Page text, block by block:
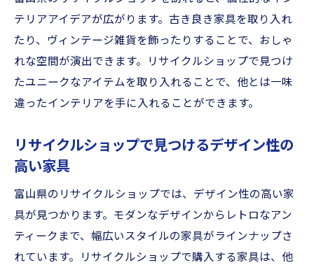
テリアアイデアが広がります。古き良き家具を取り入れ
たり、ヴィンテージ雑貨を飾ったりすることで、おしゃ
れな空間が演出できます。リサイクルショップで見つけ
たユニークなアイテムを取り入れることで、他とは一味
違ったインテリアを手に入れることができます。
リサイクルショップで見つけるデザイン性の
高い家具
富山県のリサイクルショップでは、デザイン性の高い家
具が見つかります。モダンなデザインからレトロなアン
ティークまで、幅広いスタイルの家具がラインナップさ
れています。リサイクルショップで購入する家具は、他